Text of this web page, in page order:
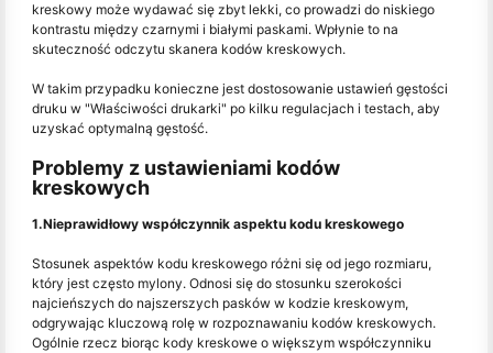
kreskowy może wydawać się zbyt lekki, co prowadzi do niskiego
kontrastu między czarnymi i białymi paskami. Wpłynie to na
skuteczność odczytu skanera kodów kreskowych.
W takim przypadku konieczne jest dostosowanie ustawień gęstości
druku w "Właściwości drukarki" po kilku regulacjach i testach, aby
uzyskać optymalną gęstość.
Problemy z ustawieniami kodów
kreskowych
1.Nieprawidłowy współczynnik aspektu kodu kreskowego
Stosunek aspektów kodu kreskowego różni się od jego rozmiaru,
który jest często mylony. Odnosi się do stosunku szerokości
najcieńszych do najszerszych pasków w kodzie kreskowym,
odgrywając kluczową rolę w rozpoznawaniu kodów kreskowych.
Ogólnie rzecz biorąc kody kreskowe o większym współczynniku